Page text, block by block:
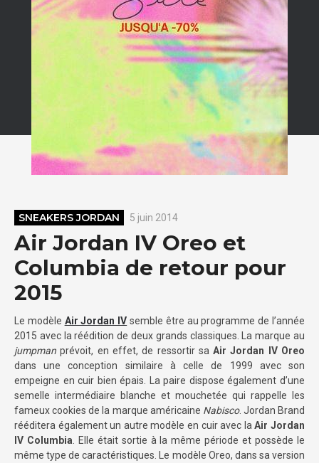
SNEAKERS JORDAN 5 juin 2014
Air Jordan IV Oreo et
Columbia de retour pour
2015
Le modèle Air Jordan IV semble être au programme de l’année
2015 avec la réédition de deux grands classiques. La marque au
jumpman prévoit, en effet, de ressortir saAir Jordan IV Oreo
dans une conception similaire à celle de 1999 avec son
empeigne en cuir bien épais. La paire dispose également d’une
semelle intermédiaire blanche et mouchetée qui rappelle les
fameux cookies de la marque américaine Nabisco. Jordan Brand
rééditera également un autre modèle en cuir avec laAir Jordan
IV Columbia . Elle était sortie à la même période et possède le
même type de caractéristiques. Le modèle Oreo, dans sa version